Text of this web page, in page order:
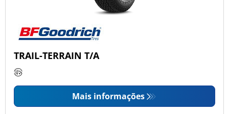
TRAIL-TERRAIN T/A
Mais informações